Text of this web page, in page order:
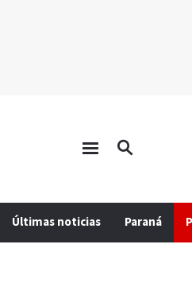
Últimas noticias Paraná